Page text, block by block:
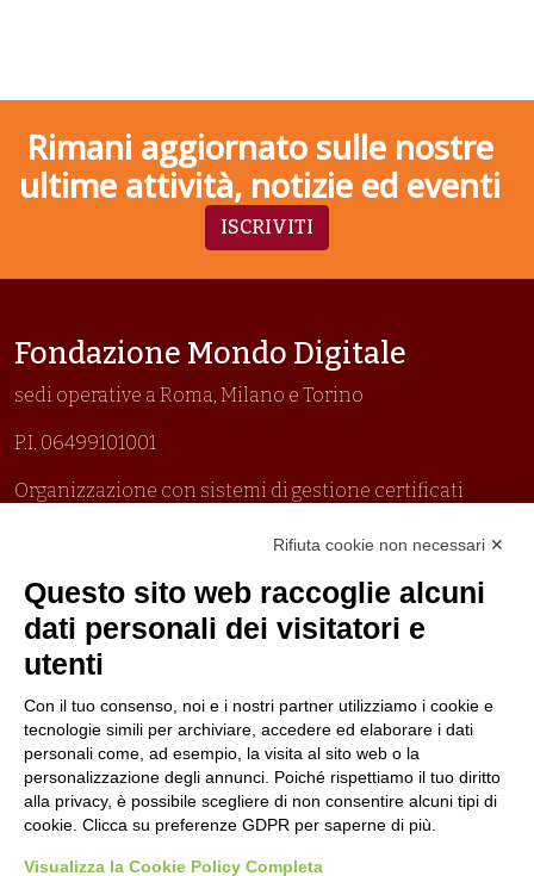
Rimani aggiornato sulle nostre
ultime attività, notizie ed eventi
ISCRIVITI
Fondazione Mondo Digitale
sedi operative a Roma, Milano e Torino
P.I. 06499101001
Organizzazione con sistemi di gestione certificati
Politica antibullismo
Piè di pagina
Contatti
Lavora con noi
Seguici su
Rifiuta cookie non necessari ✕
Questo sito web raccoglie alcuni
dati personali dei visitatori e
utenti
Con il tuo consenso, noi e i nostri partner utilizziamo i cookie e
tecnologie simili per archiviare, accedere ed elaborare i dati
personali come, ad esempio, la visita al sito web o la
personalizzazione degli annunci. Poiché rispettiamo il tuo diritto
alla privacy, è possibile scegliere di non consentire alcuni tipi di
cookie. Clicca su preferenze GDPR per saperne di più.
Visualizza la Cookie Policy Completa